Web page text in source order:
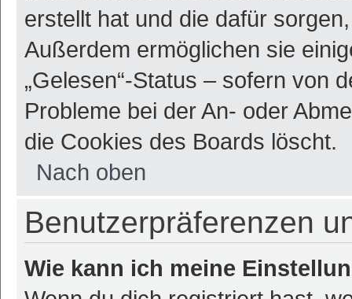
erstellt hat und die dafür
Außerdem ermöglichen sie
„Gelesen“-Status – sofern von
Probleme bei der An- oder
die Cookies des Boards löscht.
Nach oben
Benutzerpräferenzen
Wie kann ich meine